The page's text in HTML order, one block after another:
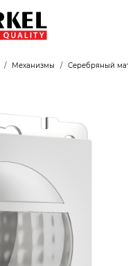
Механизмы Серебряный